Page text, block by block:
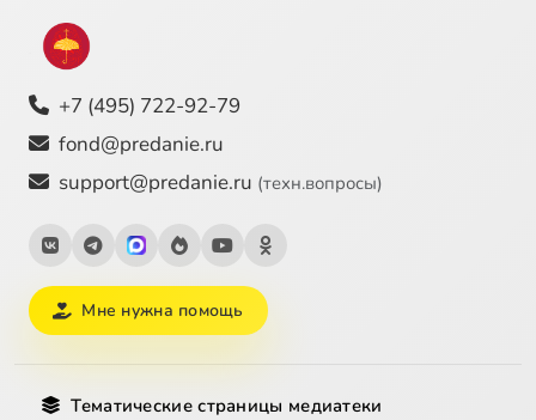
+7 (495) 722-92-79
fond@predanie.ru
support@predanie.ru (техн.вопросы)
Мне нужна помощь
Тематические страницы медиатеки